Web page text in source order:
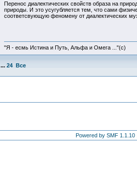
Перенос диалектических свойств образа на
природы. И это усугубляется тем, что сами
соответсвующую феномену от диалектических
"Я - есмь Истина и Путь, Альфа и Омега ..."(с)
... 24 Все
Powered by SMF 1.1.10